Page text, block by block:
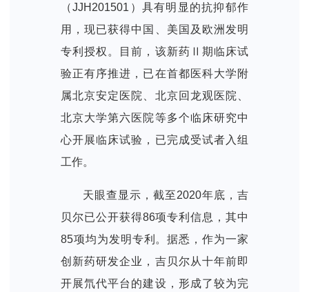
（JJH201501）具有明显的抗抑郁作
用，现已获得中国、美国及欧洲发明
专利授权。目前，该新药Ⅱ期临床试
验正有序推进，已在首都医科大学附
属北京安定医院、北京回龙观医院、
北京大学第六医院等多个临床研究中
心开展临床试验，已完成受试者入组
工作。
天眼查显示，截至2020年底，吉
贝尔已公开获得86项专利信息，其中
85项均为发明专利。据悉，作为一家
创新药研发企业，吉贝尔从十年前即
开展氘代平台的建设，形成了较为完